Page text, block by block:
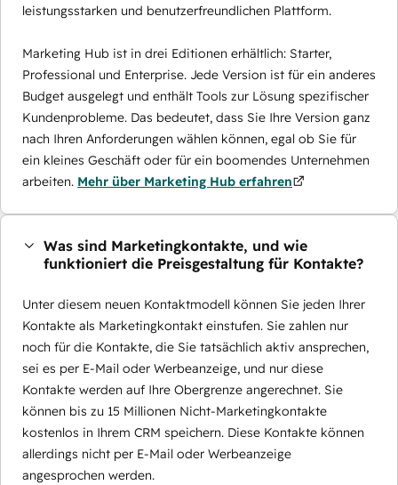
leistungsstarken und benutzerfreundlichen Plattform.
Marketing Hub ist in drei Editionen erhältlich: Starter,
Professional und Enterprise. Jede Version ist für ein anderes
Budget ausgelegt und enthält Tools zur Lösung spezifischer
Kundenprobleme. Das bedeutet, dass Sie Ihre Version ganz
nach Ihren Anforderungen wählen können, egal ob Sie für
ein kleines Geschäft oder für ein boomendes Unternehmen
arbeiten. Mehr über Marketing Hub erfahren
Was sind Marketingkontakte, und wie
funktioniert die Preisgestaltung für Kontakte?
Unter diesem neuen Kontaktmodell können Sie jeden Ihrer
Kontakte als Marketingkontakt einstufen. Sie zahlen nur
noch für die Kontakte, die Sie tatsächlich aktiv ansprechen,
sei es per E-Mail oder Werbeanzeige, und nur diese
Kontakte werden auf Ihre Obergrenze angerechnet. Sie
können bis zu 15 Millionen Nicht-Marketingkontakte
kostenlos in Ihrem CRM speichern. Diese Kontakte können
allerdings nicht per E-Mail oder Werbeanzeige
angesprochen werden.